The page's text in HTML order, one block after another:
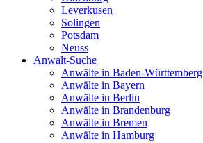
Leverkusen
Solingen
Potsdam
Neuss
Anwalt-Suche
Anwälte in Baden-Württemberg
Anwälte in Bayern
Anwälte in Berlin
Anwälte in Brandenburg
Anwälte in Bremen
Anwälte in Hamburg